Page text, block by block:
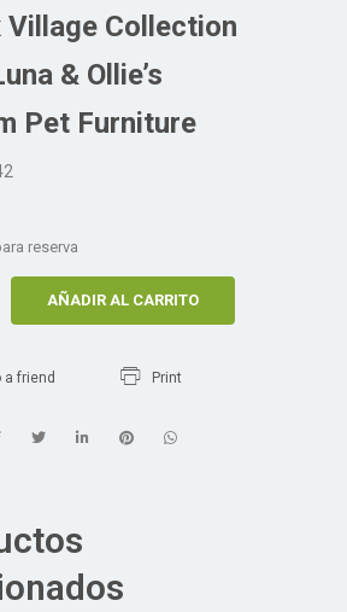
Village Collection
& Ollie’s
Pet Furniture
reserva
AÑADIR AL CARRITO
a friend Print